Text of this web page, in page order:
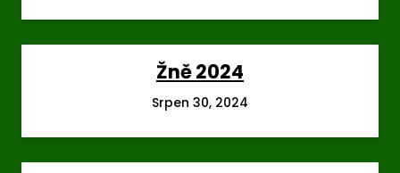
Žně 2024
Srpen 30, 2024